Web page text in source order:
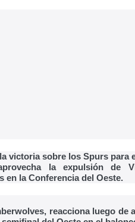
victoria sobre los Spurs para
la expulsión de
en la Conferencia del Oeste.
reacciona luego de